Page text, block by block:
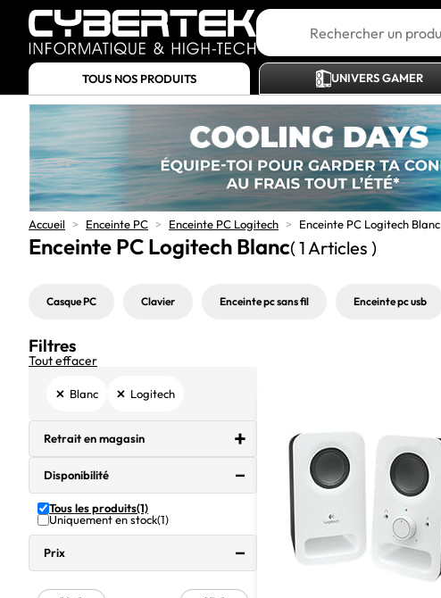
TOUS NOS PRODUITS UNIVERS GAMER
Accueil > Enceinte PC > Enceinte PC Logitech > Enceinte PC Logitech Blanc
Enceinte PC Logitech Blanc( 1 Articles )
Casque PC Clavier Enceinte pc sans fil Enceinte pc usb
Filtres
Tout effacer
× Blanc × Logitech
Retrait en magasin
Disponibilité
Tous les produits(1)
Uniquement en stock(1)
Prix